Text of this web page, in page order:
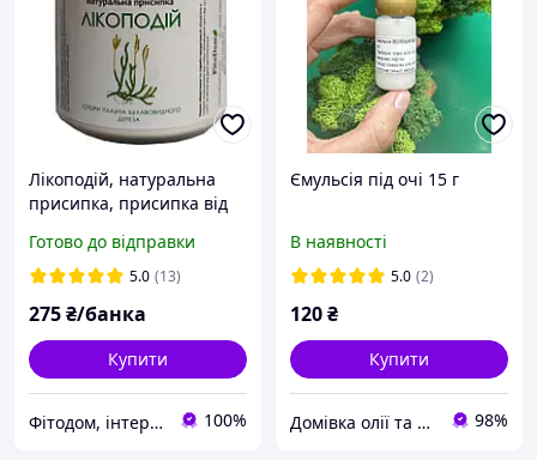
Лікоподій, натуральна
присипка, присипка від
50 гр.
Готово до відправки
5.0 (13)
275₴/банка
Купити
Фітодом, інтернет-магазин 100%
Ємульсія під очі 15 г
В наявності
5.0 (2)
120₴
Купити
Домівка олії та меду 98%